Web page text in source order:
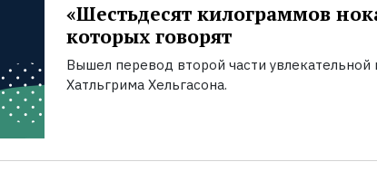
«Шестьдесят килограммов
которых говорят
Вышел перевод второй части увлекательной
Хатльгрима Хельгасона.